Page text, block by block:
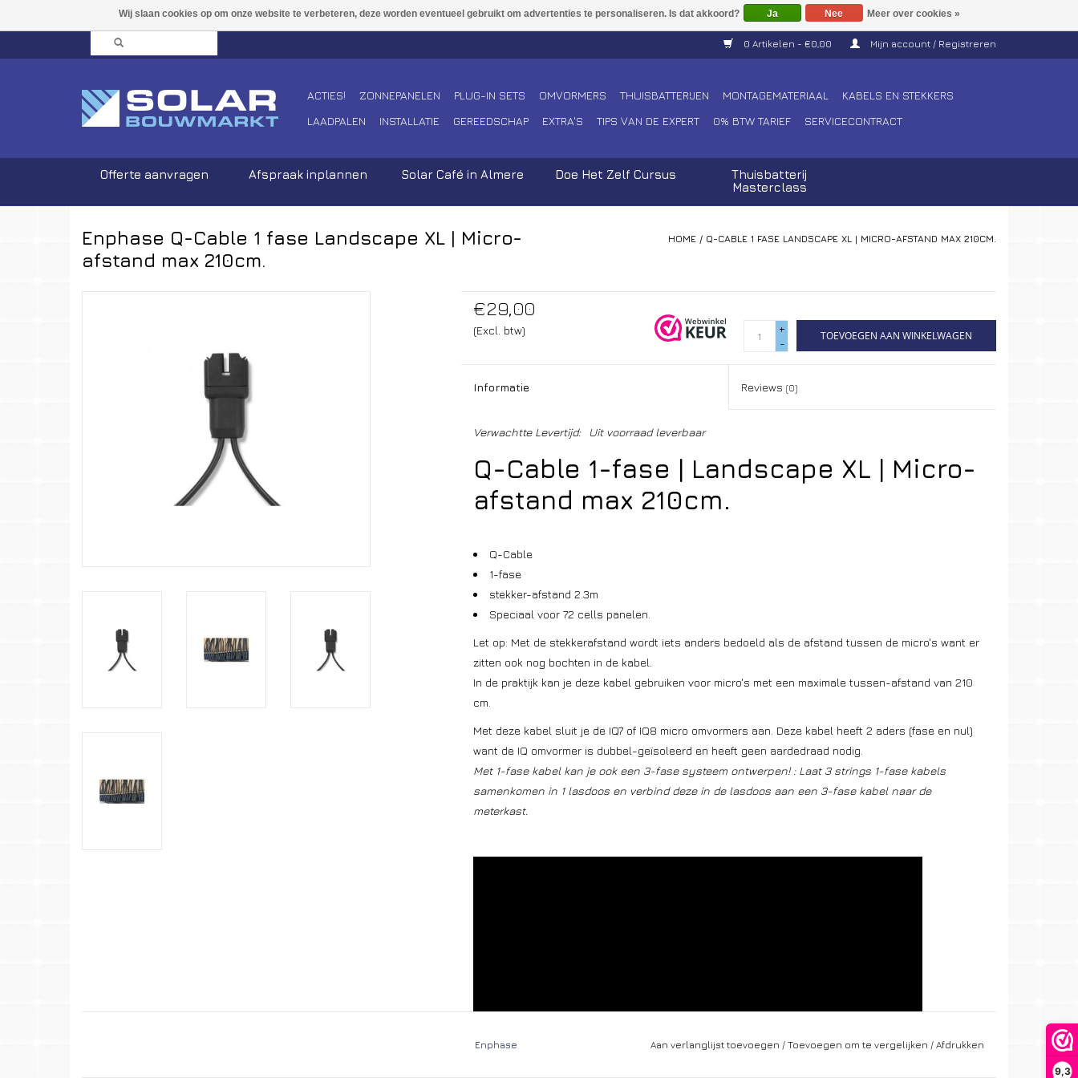
9,3
0 Artikelen - €0,00 Mijn account / Registreren
ACTIES! ZONNEPANELEN PLUG-IN SETS OMVORMERS THUISBATTERIJEN MONTAGEMATERIAAL
KABELS EN STEKKERS
LAADPALEN
INSTALLATIE GEREEDSCHAP EXTRA'S TIPS VAN DE EXPERT 0% BTW TARIEF SERVICECONTRACT
Offerte aanvragen Afspraak inplannen Solar Café in Almere Doe Het Zelf Cursus
Thuisbatterij
Masterclass
Enphase Q-Cable 1 fase Landscape XL | Micro-
afstand max 210cm.
HOME / Q-CABLE 1 FASE LANDSCAPE XL | MICRO-AFSTAND MAX 210CM.
€29,00
(Excl. btw)
+
-
TOEVOEGEN AAN WINKELWAGEN
Informatie Reviews(0)
Verwachtte Levertijd: Uit voorraad leverbaar
Q-Cable 1-fase | Landscape XL | Micro-
afstand max 210cm.
Q-Cable
1-fase
stekker-afstand 2.3m
Speciaal voor 72 cells panelen.
Let op: Met de stekkerafstand wordt iets anders bedoeld als de afstand tussen de micro's want er
zitten ook nog bochten in de kabel.
In de praktijk kan je deze kabel gebruiken voor micro's met een maximale tussen-afstand van 210
cm.
Met deze kabel sluit je de IQ7 of IQ8 micro omvormers aan. Deze kabel heeft 2 aders (fase en nul)
want de IQ omvormer is dubbel-geïsoleerd en heeft geen aardedraad nodig.
Met 1-fase kabel kan je ook een 3-fase systeem ontwerpen! : Laat 3 strings 1-fase kabels
samenkomen in 1 lasdoos en verbind deze in de lasdoos aan een 3-fase kabel naar de
meterkast.
Enphase Aan verlanglijst toevoegen / Toevoegen om te vergelijken / Afdrukken
Ja Nee Meer over cookies »